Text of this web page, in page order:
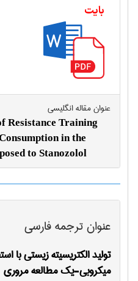
بایت
عنوان مقاله انگليسی
Resistance Training
in the
to Stanozolol
عنوان ترجمه فارسی
تولید الکتریسیته زیستی با
میکروبی-یک مطالعه مروری